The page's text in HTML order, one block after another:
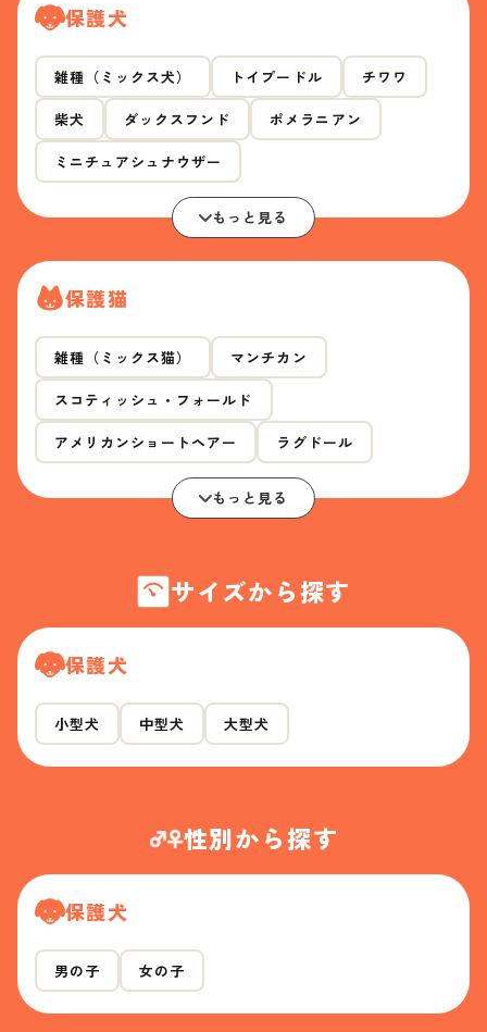
保護犬
雑種（ミックス犬） トイプードル チワワ
柴犬 ダックスフンド ポメラニアン
ミニチュアシュナウザー
もっと見る
保護猫
雑種（ミックス猫） マンチカン
スコティッシュ・フォールド
アメリカンショートヘアー ラグドール
もっと見る
サイズから探す
保護犬
小型犬 中型犬 大型犬
性別から探す
保護犬
男の子 女の子